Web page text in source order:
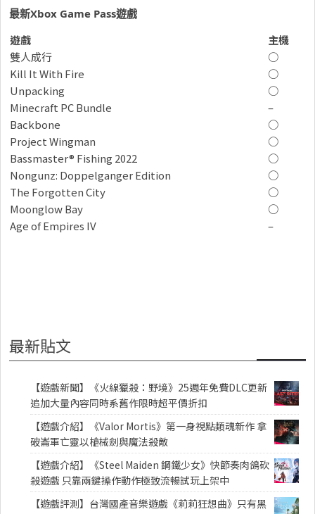
最新Xbox Game Pass遊戲
遊戲
主機
雙人成行
○
Kill It With Fire
○
Unpacking
○
Minecraft PC Bundle
–
Backbone
○
Project Wingman
○
Bassmaster® Fishing 2022
○
Nongunz: Doppelganger Edition
○
The Forgotten City
○
Moonglow Bay
○
Age of Empires IV
–
最新貼文
【遊戲新聞】《火線獵殺：野境》25週年免費DLC更新
追加大量內容同時系舊作限時超平價折扣
【遊戲介紹】《Valor Mortis》第一身視點類魂新作 拿
破崙軍亡靈以槍械劍與魔法殺敵
【遊戲介紹】《Steel Maiden 鋼鐵少女》快節奏肉鴿砍
殺遊戲 只靠兩鍵操作動作極致流暢試玩上架中
【遊戲評測】台灣國產音樂遊戲《莉莉狂想曲》只有黑